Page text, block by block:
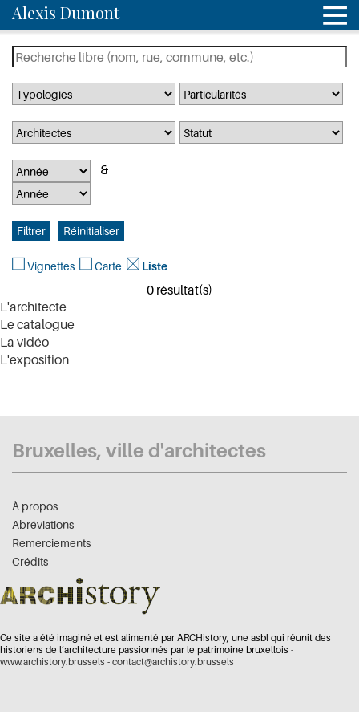
Alexis Dumont
Vignettes Carte Liste
0 résultat(s)
L'architecte
Le catalogue
La vidéo
L'exposition
Bruxelles, ville d'architectes
À propos
Abréviations
Remerciements
Crédits
Ce site a été imaginé et est alimenté par ARCHistory, une asbl qui réunit des
historiens de l’architecture passionnés par le patrimoine bruxellois -
www.archistory.brussels - contact@archistory.brussels